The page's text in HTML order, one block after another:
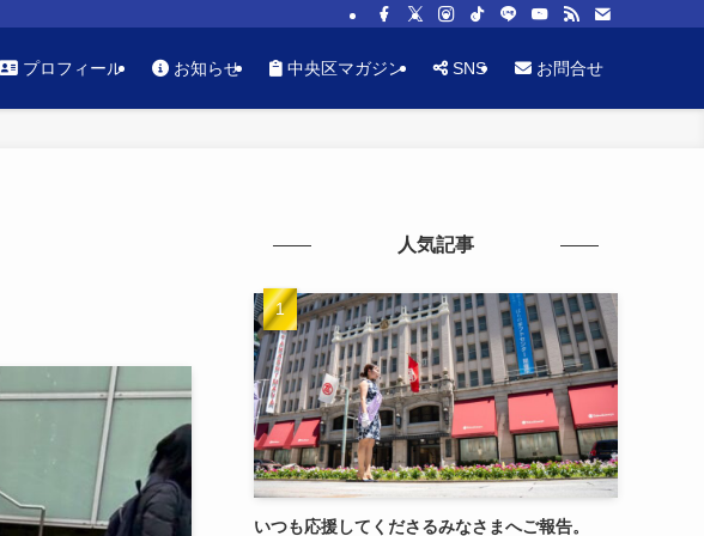
プロフィール お知らせ 中央区マガジン SNS お問合せ
人気記事
いつも応援してくださるみなさまへご報告。